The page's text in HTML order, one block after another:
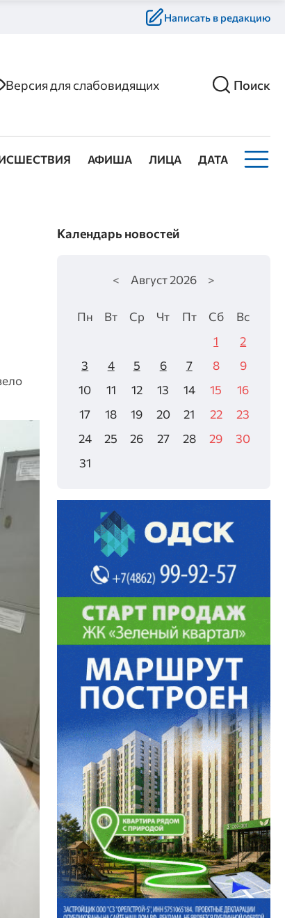
Написать в редакцию
Версия для слабовидящих Поиск
АФИША ЛИЦА ДАТА
Календарь новостей
< Август2026 >
Пн Вт Ср Чт Пт Сб
Вс
1
2
3
4 5 6 7 8
9
10
11 12 13 14 15
16
17
18 19 20 21 22
23
24
25 26 27 28 29
30
31